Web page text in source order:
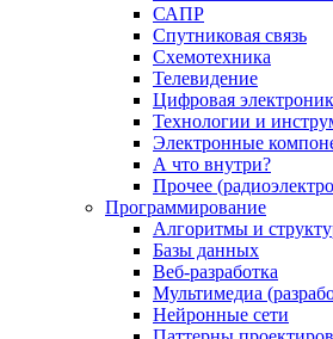
САПР
Спутниковая связь
Схемотехника
Телевидение
Цифровая
Технологии и
Электронные
А что внутри?
Прочее
Программирование
Алгоритмы и
Базы данных
Веб-разработка
Мультимедиа
Нейронные сети